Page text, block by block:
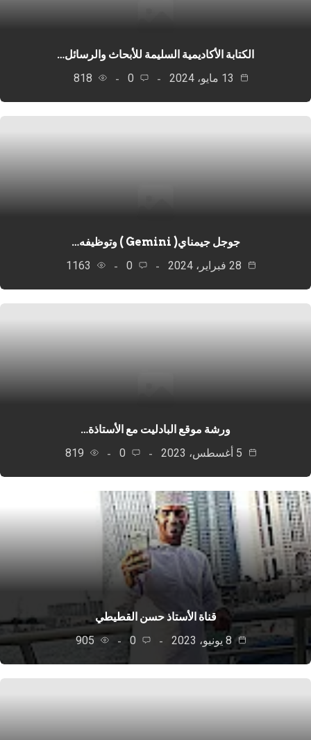
الكتابة الأكاديمية السليمة للأبحاث والرسائل…
0
818
جوجل جيمناي( Gemini ) وتوظيفه…
0
1163
ورشة موقع البادليت مع الأستاذة…
0
819
قناة الأستاذ حسن القطيطي
8 يونيو، 2023
0
905